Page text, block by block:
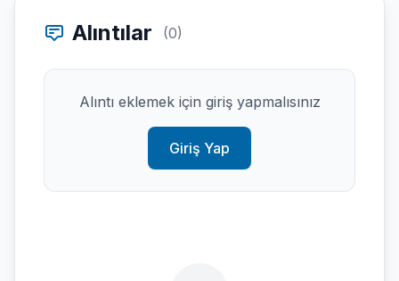
Alıntılar (0)
Alıntı eklemek için giriş yapmalısınız
Giriş Yap